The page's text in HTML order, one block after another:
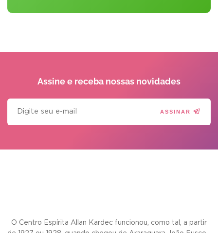
Assine e receba nossas novidades
ASSINAR
O Centro Espírita Allan Kardec funcionou, como tal, a partir